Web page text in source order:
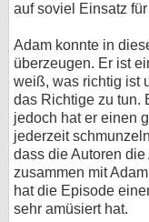
auf soviel Einsatz
Adam konnte in
überzeugen. Er ist
weiß, was richtig ist
das Richtige zu tun.
jedoch hat er einen
jederzeit
dass die Autoren
zusammen mit
hat die Episode
sehr amüsiert hat.